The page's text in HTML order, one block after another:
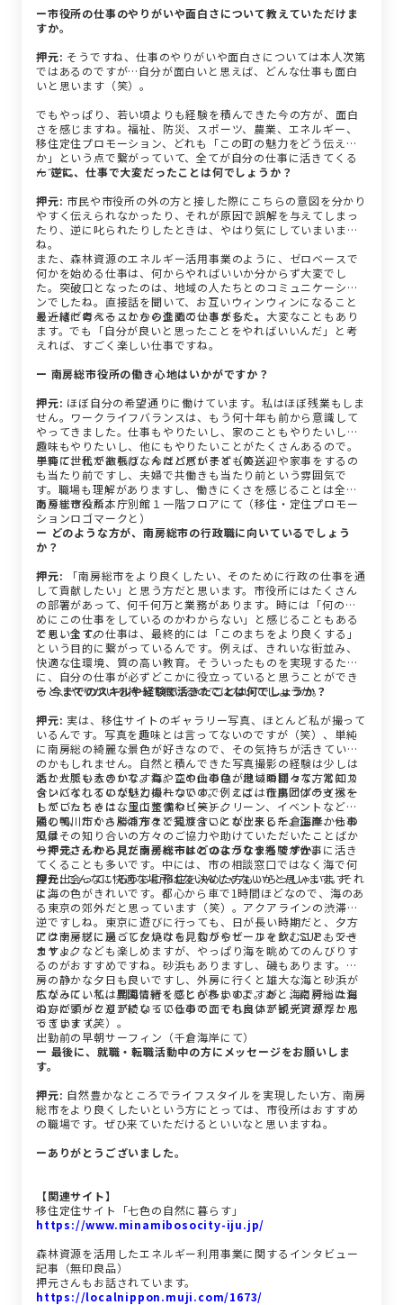
ー市役所の仕事のやりがいや面白さについて教えていただけま
すか。
押元: そうですね、仕事のやりがいや面白さについては本人次第
ではあるのですが…自分が面白いと思えば、どんな仕事も面白
いと思います（笑）。
でもやっぱり、若い頃よりも経験を積んできた今の方が、面白
さを感じますね。福祉、防災、スポーツ、農業、エネルギー、
移住定住プロモーション、どれも「この町の魅力をどう伝える
か」という点で繋がっていて、全てが自分の仕事に活きてくる
んです。
ー 逆に、仕事で大変だったことは何でしょうか？
押元: 市民や市役所の外の方と接した際にこちらの意図を分かり
やすく伝えられなかったり、それが原因で誤解を与えてしまっ
たり、逆に叱られたりしたときは、やはり気にしていまいます
ね。
また、森林資源のエネルギー活用事業のように、ゼロベースで
何かを始める仕事は、何からやればいいか分からず大変でし
た。突破口となったのは、地域の人たちとのコミュニケーショ
ンでしたね。直接話を聞いて、お互いウィンウィンになること
を一緒に考えることから進めていきました。
最近はゼロベースからの企画の仕事が多く、大変なこともあり
ます。でも「自分が良いと思ったことをやればいいんだ」と考
えれば、すごく楽しい仕事ですね。
ー 南房総市役所の働き心地はいかがですか？
押元: ほぼ自分の希望通りに働けています。私はほぼ残業もしま
せん。ワークライフバランスは、もう何十年も前から意識して
やってきました。仕事もやりたいし、家のこともやりたいし、
趣味もやりたいし、他にもやりたいことがたくさんあるので。
単純に、私が欲張りなんだと思います（笑）。
子育て世代であれば、今はパパが子どもの送迎や家事をするの
も当たり前ですし、夫婦で共働きも当たり前という雰囲気で
す。職場も理解がありますし、働きにくさを感じることは全く
ありませんね。
南房総市役所本庁別館１一階フロアにて（移住・定住プロモー
ションロゴマークと）
ー どのような方が、南房総市の行政職に向いているでしょう
か？
押元:
「南房総市をより良くしたい、そのために行政の仕事を通
して貢献したい」と思う方だと思います。市役所にはたくさん
の部署があって、何千何万と業務があります。時には「何のた
めにこの仕事をしているのかわからない」と感じることもある
と思います。
でも、全ての仕事は、最終的には「このまちをより良くする」
という目的に繋がっているんです。例えば、きれいな街並み、
快適な住環境、質の高い教育。そういったものを実現するため
に、自分の仕事が必ずどこかに役立っていると思うことができ
ると、やりがいを持って働けるのではないでしょうか。
ー 今までのスキルや経験で活きたことは何でしょうか？
押元: 実は、移住サイトのギャラリー写真、ほとんど私が撮って
いるんです。写真を趣味とは言ってないのですが（笑）、単純
に南房総の綺麗な景色が好きなので、その気持ちが活きている
のかもしれません。自然と積んできた写真撮影の経験は少しは
活かせているのかな。海や空や山の色が良い瞬間って、常にス
タンバイしていないと撮れないので、ここは仕事とプライベー
トがごっちゃになってますね（笑）。
あと人脈も大きいですね。この仕事は、地域の様々な方と知り
合いになれるのが魅力の一つです。例えば、市民団体の支援を
していたときは、里山整備やビーチクリーン、イベントなどを
通して、たくさんの方々と知り合いになりました。正直、仕事
ではその知り合いの方々のご協力や助けていただいたことばか
りです。それと、プライベートのつながりや経験が仕事に活き
てくることも多いです。中には、市の相談窓口ではなく海で何
度か出会っているうちに移住を決めた方もいらっしゃいます
よ。
隣の鴨川市から勝浦市まで見渡すことが出来る千倉海岸からの
風景
ー押元さんから見た南房総市はどのようなまちですか。
押元:こんなに快適な場所はないんじゃないかと思います。それ
に海の色がきれいです。都心から車で1時間ほどなので、海のあ
る東京の郊外だと思っています（笑）。アクアラインの渋滞も
逆ですしね。東京に遊びに行っても、日が長い時期だと、夕方
には南房総に戻って夕焼けを見ながらビールを飲むこともでき
ますよ。
アクティブに過ごしたいなら、釣りやサーフィン、SUP、シー
カヤックなども楽しめますが、やっぱり海を眺めてのんびりす
るのがおすすめですね。砂浜もありますし、磯もあります。内
房の静かな夕日も良いですし、外房に行くと雄大な海と砂浜が
広がっていて、異国情緒を感じられますよ。あと、南房総は海
沿いにずっと道が続いているので、それ自体が観光資源だと思
っています。
ちなみに、私は朝海に行くことが多いのですが、海に行った日
の方が頭がクリアになって仕事の面でも良いアイデアが浮かん
できます（笑）。
出勤前の早朝サーフィン（千倉海岸にて）
ー 最後に、就職・転職活動中の方にメッセージをお願いしま
す。
押元: 自然豊かなところでライフスタイルを実現したい方、南房
総市をより良くしたいという方にとっては、市役所はおすすめ
の職場です。ぜひ来ていただけるといいなと思いますね。
ーありがとうございました。
【関連サイト】
移住定住サイト「七色の自然に暮らす」
https://www.minamibosocity-iju.jp/
森林資源を活用したエネルギー利用事業に関するインタビュー
記事（無印良品）
押元さんもお話されています。
https://localnippon.muji.com/1673/